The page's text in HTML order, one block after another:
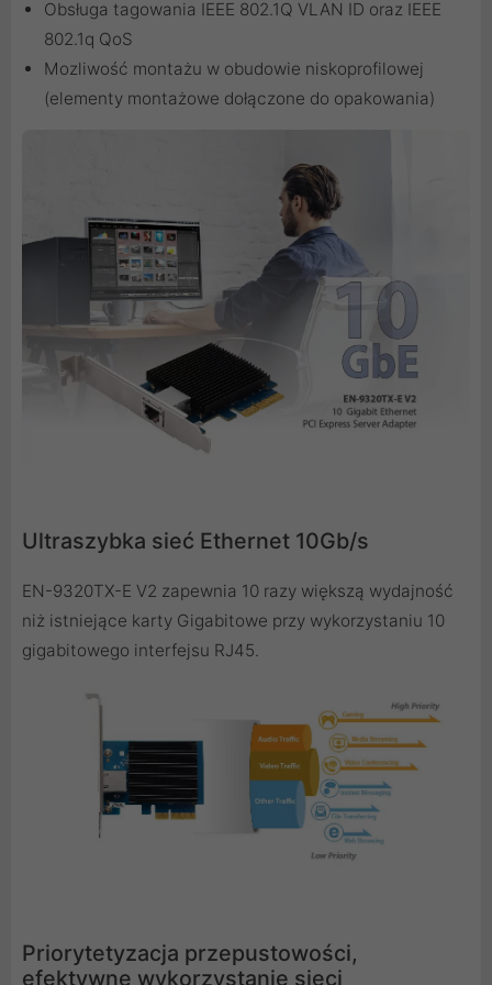
Obsługa tagowania IEEE 802.1Q VLAN ID oraz IEEE
802.1q QoS
Mozliwość montażu w obudowie niskoprofilowej
(elementy montażowe dołączone do opakowania)
Ultraszybka sieć Ethernet 10Gb/s
EN-9320TX-E V2 zapewnia 10 razy większą wydajność
niż istniejące karty Gigabitowe przy wykorzystaniu 10
gigabitowego interfejsu RJ45.
Priorytetyzacja przepustowości,
efektywne wykorzystanie sieci